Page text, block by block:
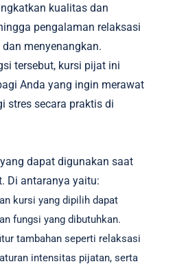
kualitas dan
pengalaman relaksasi
menyenangkan.
tersebut, kursi pijat ini
Anda yang ingin merawat
stres secara praktis di
dapat digunakan saat
Di antaranya yaitu:
kursi yang dipilih dapat
fungsi yang dibutuhkan.
tambahan seperti relaksasi
intensitas pijatan, serta